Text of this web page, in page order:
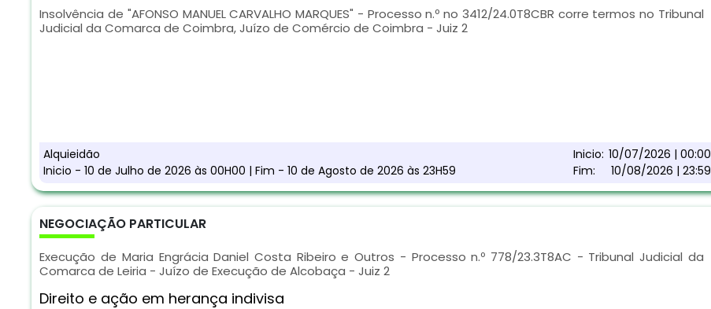
Insolvência de "AFONSO MANUEL CARVALHO MARQUES" - Processo n.º no 3412/24.0T8CBR corre termos no Tribunal
Judicial da Comarca de Coimbra, Juízo de Comércio de Coimbra - Juiz 2
Alquieidão
Inicio - 10 de Julho de 2026 às 00H00 | Fim - 10 de Agosto de 2026 às 23H59
Inicio: 10/07/2026 | 00:00
Fim:
10/08/2026 | 23:59
NEGOCIAÇÃO PARTICULAR
Execução de Maria Engrácia Daniel Costa Ribeiro e Outros - Processo n.º 778/23.3T8AC - Tribunal Judicial da
Comarca de Leiria - Juízo de Execução de Alcobaça - Juiz 2
Direito e ação em herança indivisa